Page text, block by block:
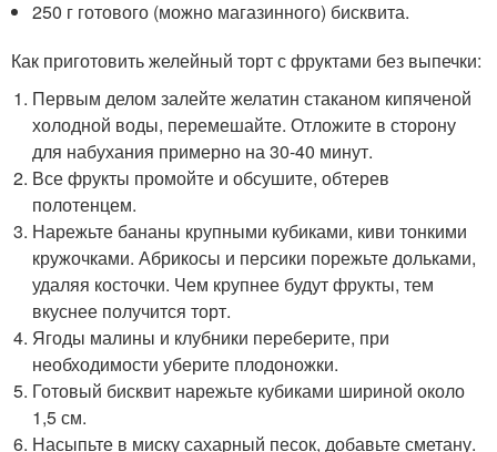
250 г готового (можно магазинного) бисквита.
Как приготовить желейный торт с фруктами без выпечки:
Первым делом залейте желатин стаканом кипяченой
холодной воды, перемешайте. Отложите в сторону
для набухания примерно на 30-40 минут.
Все фрукты промойте и обсушите, обтерев
полотенцем.
Нарежьте бананы крупными кубиками, киви тонкими
кружочками. Абрикосы и персики порежьте дольками,
удаляя косточки. Чем крупнее будут фрукты, тем
вкуснее получится торт.
Ягоды малины и клубники переберите, при
необходимости уберите плодоножки.
Готовый бисквит нарежьте кубиками шириной около
1,5 см.
Насыпьте в миску сахарный песок, добавьте сметану.